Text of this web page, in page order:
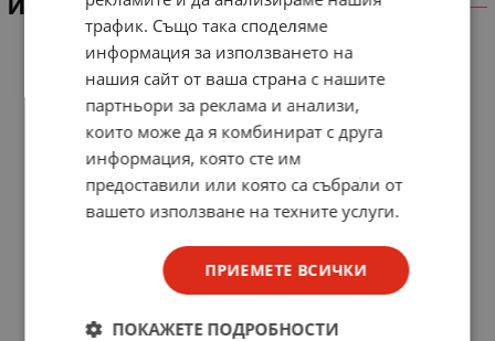
ИНФОРМАЦИЯ
трафик. Също така споделяме
информация за използването на
нашия сайт от ваша страна с нашите
партньори за реклама и анализи,
които може да я комбинират с друга
информация, която сте им
предоставили или която са събрали от
вашето използване на техните услуги.
ПРИЕМЕТЕ ВСИЧКИ
ПОКАЖЕТЕ ПОДРОБНОСТИ